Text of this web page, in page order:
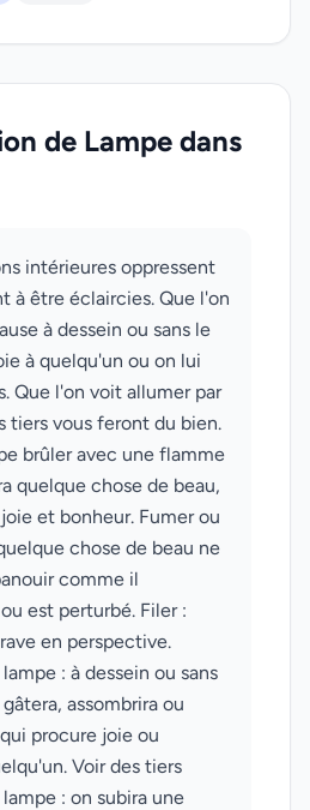
de Lampe dans
intérieures oppressent
à être éclaircies. Que l'on
à dessein ou sans le
à quelqu'un ou on lui
Que l'on voit allumer par
tiers vous feront du bien.
brûler avec une flamme
quelque chose de beau,
et bonheur. Fumer ou
chose de beau ne
comme il
est perturbé. Filer :
en perspective.
: à dessein ou sans
assombrira ou
procure joie ou
Voir des tiers
: on subira une